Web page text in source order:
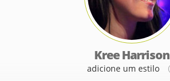
Kree Harrison
adicione um estilo